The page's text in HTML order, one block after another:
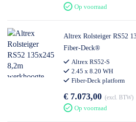
Op voorraad
Altrex Rolsteiger RS52
Fiber-Deck®
Altrex RS52-S
2.45 x 8.20 WH
Fiber-Deck platform
€ 7.073,00 excl. BTW
Op voorraad